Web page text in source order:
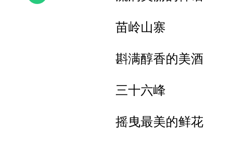
苗岭山寨
斟满醇香的美酒
三十六峰
摇曳最美的鲜花